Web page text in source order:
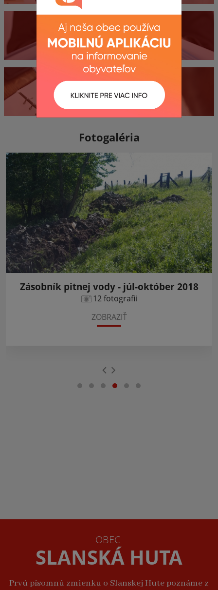
Dokumenty
Kontakty
Fotogaléria
Zásobník pitnej vody - júl-október 2018
12 fotografii
ZOBRAZIŤ
OBEC
SLANSKÁ HUTA
Prvú písomnú zmienku o Slanskej Hute poznáme z